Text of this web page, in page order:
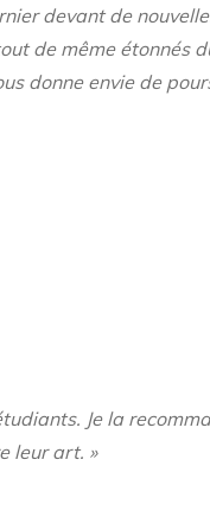
devant de
de même étonnés
donne envie de
Je la
leur art. »